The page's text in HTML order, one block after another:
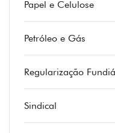
Papel e Celulose
Petróleo e Gás
Regularização
Sindical